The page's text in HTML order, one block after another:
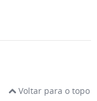
Voltar para o topo